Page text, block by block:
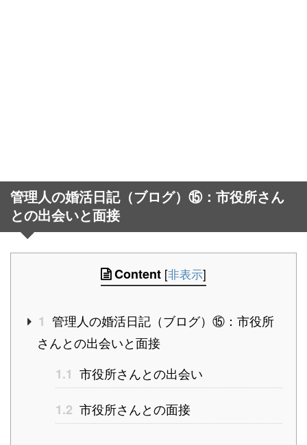
管理人の婚活日記（ブログ）⑮：市役所さん
との出会いと面接
Content [非表示]
1 管理人の婚活日記（ブログ）⑮：市役所
さんとの出会いと面接
1.1 市役所さんとの出会い
1.2 市役所さんとの面接